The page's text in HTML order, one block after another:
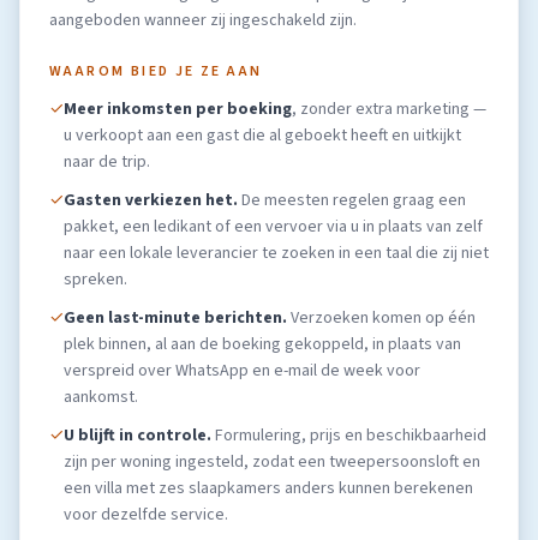
aangeboden wanneer zij ingeschakeld zijn.
WAAROM BIED JE ZE AAN
✓Meer inkomsten per boeking, zonder extra marketing —
u verkoopt aan een gast die al geboekt heeft en uitkijkt
naar de trip.
✓Gasten verkiezen het. De meesten regelen graag een
pakket, een ledikant of een vervoer via u in plaats van zelf
naar een lokale leverancier te zoeken in een taal die zij niet
spreken.
✓Geen last-minute berichten. Verzoeken komen op één
plek binnen, al aan de boeking gekoppeld, in plaats van
verspreid over WhatsApp en e-mail de week voor
aankomst.
✓U blijft in controle. Formulering, prijs en beschikbaarheid
zijn per woning ingesteld, zodat een tweepersoonsloft en
een villa met zes slaapkamers anders kunnen berekenen
voor dezelfde service.